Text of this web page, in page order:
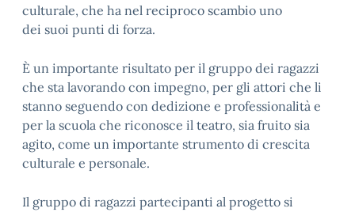
culturale, che ha nel reciproco scambio uno
dei suoi punti di forza.
È un importante risultato per il gruppo dei ragazzi
che sta lavorando con impegno, per gli attori che li
stanno seguendo con dedizione e professionalità e
per la scuola che riconosce il teatro, sia fruito sia
agito, come un importante strumento di crescita
culturale e personale.
Il gruppo di ragazzi partecipanti al progetto si